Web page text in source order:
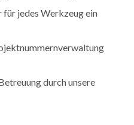
jedes Werkzeug ein
durch unsere